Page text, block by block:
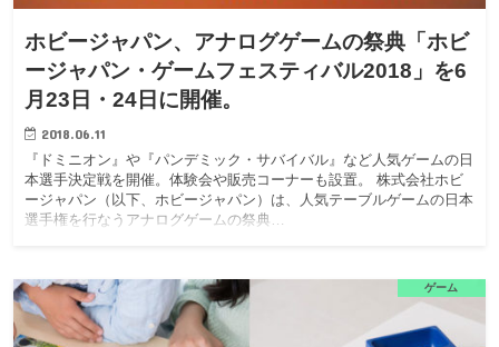
ホビージャパン、アナログゲームの祭典「ホビ
ージャパン・ゲームフェスティバル2018」を6
月23日・24日に開催。
2018.06.11
『ドミニオン』や『パンデミック・サバイバル』など人気ゲームの日
本選手決定戦を開催。体験会や販売コーナーも設置。 株式会社ホビ
ージャパン（以下、ホビージャパン）は、人気テーブルゲームの日本
選手権を行なうアナログゲームの祭典…
ゲーム